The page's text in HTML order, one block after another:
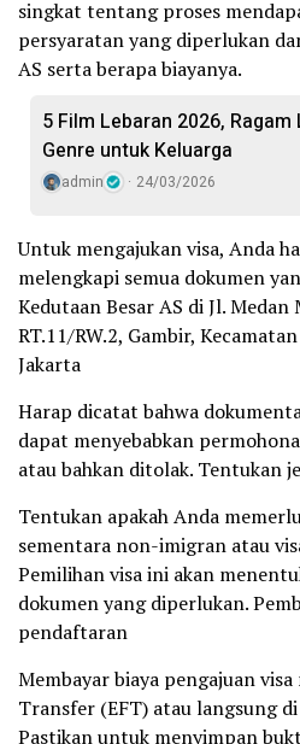
singkat tentang proses
persyaratan yang diperlukan
AS serta berapa biayanya.
5 Film Lebaran 2026, Ragam
Genre untuk Keluarga
admin 24/03/2026
Untuk mengajukan visa, Anda
melengkapi semua dokumen
Kedutaan Besar AS di Jl. Medan
RT.11/RW.2, Gambir,
Jakarta
Harap dicatat bahwa
dapat menyebabkan
atau bahkan ditolak. Tentukan
Tentukan apakah Anda
sementara non-imigran atau
Pemilihan visa ini akan
dokumen yang diperlukan.
pendaftaran
Membayar biaya pengajuan
Transfer (EFT) atau langsung
Pastikan untuk menyimpan